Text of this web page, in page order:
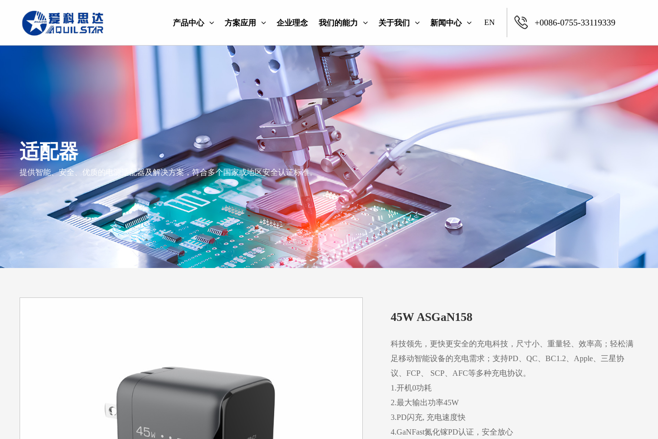
产品中心 方案应用 企业理念 我们的能力 关于我们 新闻中心 EN +0086-0755-33119339
适配器
提供智能、安全、优质的电源适配器及解决方案，符合多个国家或地区安全认证标准。
45W ASGaN158
科技领先，更快更安全的充电科技，尺寸小、重量轻、效率高；轻松满
足移动智能设备的充电需求；支持PD、QC、BC1.2、Apple、三星协
议、FCP、 SCP、AFC等多种充电协议。
1.开机0功耗
2.最大输出功率45W
3.PD闪充, 充电速度快
4.GaNFast氮化镓PD认证，安全放心